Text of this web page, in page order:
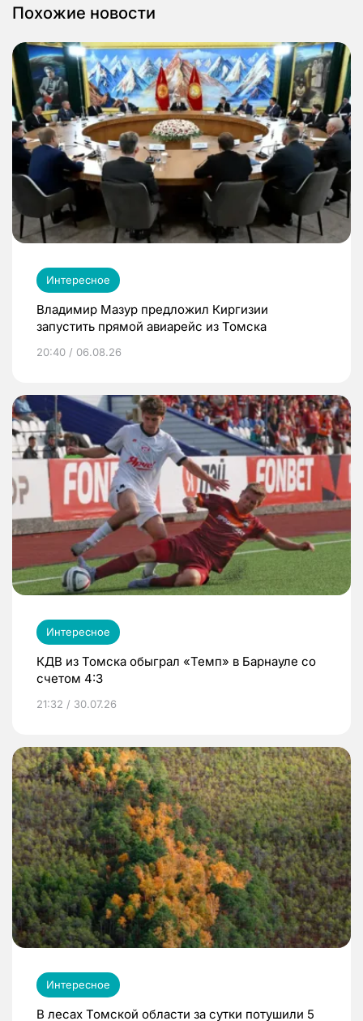
Похожие новости
Интересное
Владимир Мазур предложил Киргизии
запустить прямой авиарейс из Томска
20:40 / 06.08.26
Интересное
КДВ из Томска обыграл «Темп» в Барнауле со
счетом 4:3
21:32 / 30.07.26
Интересное
В лесах Томской области за сутки потушили 5